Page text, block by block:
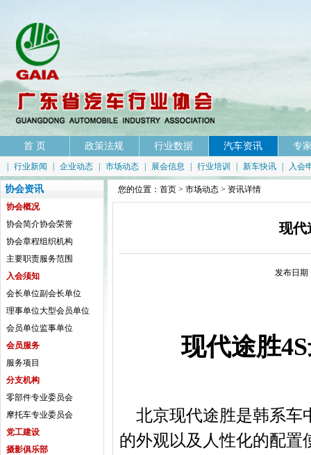
首 页 政策法规 行业数据 汽车资讯 专
行业新闻 企业动态 市场动态 展会信息 行业培训 新车快讯 入会
协会资讯
协会概况
协会简介协会荣誉
协会章程组织机构
主要职责服务范围
入会须知
会长单位副会长单位
理事单位大型会员单位
会员单位监事单位
会员服务
服务项目
分支机构
零部件专业委员会
摩托车专业委员会
党工建设
摄影俱乐部
您的位置： 首页 > 市场动态 > 资讯详情
现代
发布日期
现代途胜
北京现代途胜是韩系车
的外观以及人性化的配置